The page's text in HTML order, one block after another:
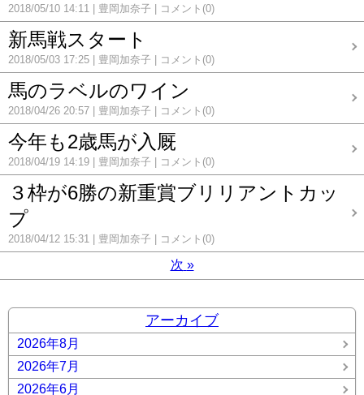
2018/05/10 14:11 豊岡加奈子 コメント(0)
新馬戦スタート
2018/05/03 17:25 豊岡加奈子 コメント(0)
馬のラベルのワイン
2018/04/26 20:57 豊岡加奈子 コメント(0)
今年も2歳馬が入厩
2018/04/19 14:19 豊岡加奈子 コメント(0)
３枠が6勝の新重賞ブリリアントカッ
プ
2018/04/12 15:31 豊岡加奈子 コメント(0)
次 »
アーカイブ
2026年8月
2026年7月
2026年6月